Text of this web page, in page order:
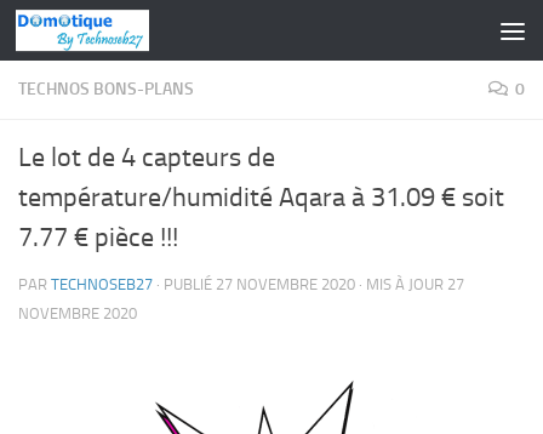
Skip to content
TECHNOS BONS-PLANS 0
Le lot de 4 capteurs de
température/humidité Aqara à 31.09 € soit
7.77 € pièce !!!
PAR TECHNOSEB27 · PUBLIÉ 27 NOVEMBRE 2020 · MIS À JOUR 27
NOVEMBRE 2020